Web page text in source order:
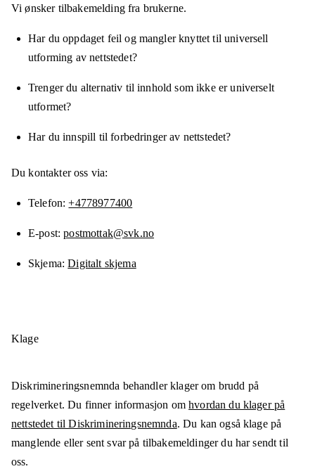
Vi ønsker tilbakemelding fra brukerne.
Har du oppdaget feil og mangler knyttet til universell
utforming av nettstedet?
Trenger du alternativ til innhold som ikke er universelt
utformet?
Har du innspill til forbedringer av nettstedet?
Du kontakter oss via:
Telefon +4778977400
E-post postmottak@svk.no
Skjema Digitalt skjema
Klage
Diskrimineringsnemnda behandler klager om brudd på
regelverket. Du finner informasjon omhvordan du klager på
nettstedet til Diskrimineringsnemnda. Du kan også klage på
manglende eller sent svar på tilbakemeldinger du har sendt til
oss.